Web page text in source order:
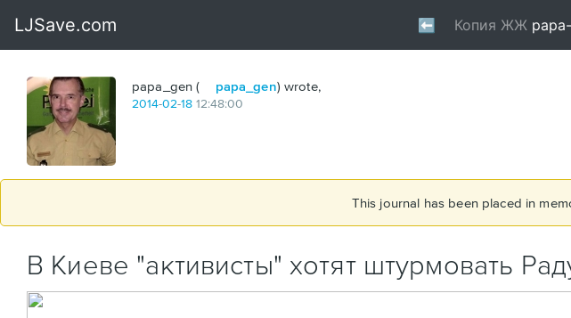
papa_gen ( papa_gen) wrote,
2014-02-18 12:48:00
This journal has been placed in
В Киеве "активисты" хотят штурмовать